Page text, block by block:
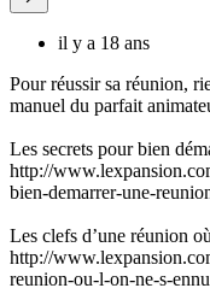
il y a 18 ans
Pour réussir sa réunion,
manuel du parfait
Les secrets pour bien
http://
bien-demarrer-une-
Les clefs d’une réunion
http://
reunion-ou-l-on-ne-s-